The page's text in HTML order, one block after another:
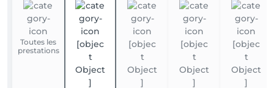
   En cas d’annulation tardive (moins de 24h avant) ou
de non-présentation, le montant total de la
prestation sera dû ou déduit de l'abonnement en
cours.
Toutes les
prestations